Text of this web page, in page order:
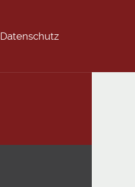
Datenschutz